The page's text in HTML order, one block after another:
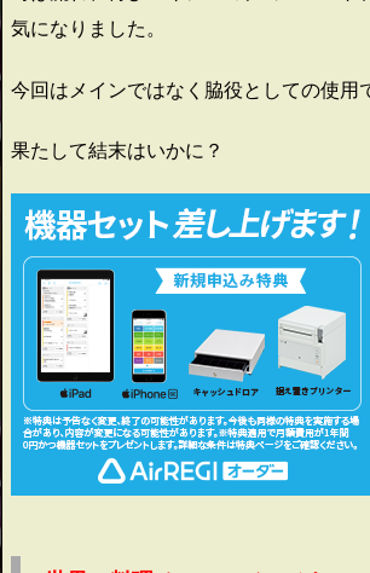
気になりました。
今回はメインではなく脇役としての使用
果たして結末はいかに？